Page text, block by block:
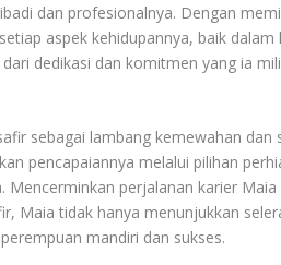
dan profesionalnya. Dengan
aspek kehidupannya, baik
dedikasi dan komitmen yang ia
sebagai lambang kemewahan
pencapaiannya melalui pilihan
Mencerminkan perjalanan karier
Maia tidak hanya menunjukkan
mandiri dan sukses.